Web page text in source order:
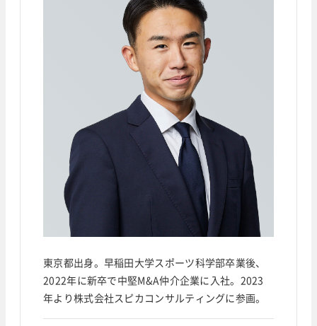
東京都出身。早稲田大学スポーツ科学部卒業後、
2022年に新卒で中堅M&A仲介企業に入社。2023
年より株式会社スピカコンサルティングに参画。